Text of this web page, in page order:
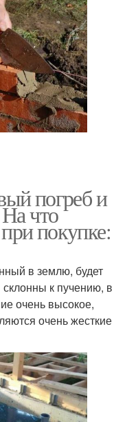
погреб и
что
покупке:
в землю, будет
склонны к пучению, в
очень высокое,
очень жесткие